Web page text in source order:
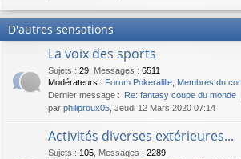
D'autres sensations
La voix des sports
Sujets : 29 Messages : 6511
Modérateurs : Forum Pokeralille Membres du
Dernier message : Re: fantasy coupe du monde
par philiproux05 , Jeudi 12 Mars 2020 07:14
Activités diverses extérieures...
Sujets : 105 Messages : 2289